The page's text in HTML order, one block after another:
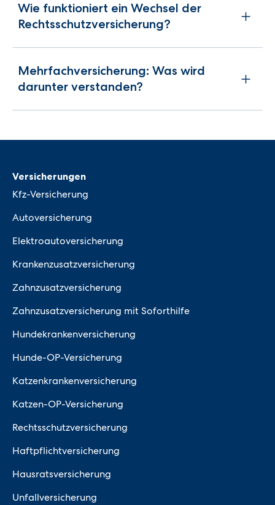
Wie funktioniert ein Wechsel der
Rechtsschutzversicherung?
Mehrfachversicherung: Was wird
darunter verstanden?
Versicherungen
Kfz-Versicherung
Autoversicherung
Elektroautoversicherung
Krankenzusatzversicherung
Zahnzusatzversicherung
Zahnzusatzversicherung mit Soforthilfe
Hundekrankenversicherung
Hunde-OP-Versicherung
Katzenkrankenversicherung
Katzen-OP-Versicherung
Rechtsschutzversicherung
Haftpflichtversicherung
Hausratsversicherung
Unfallversicherung